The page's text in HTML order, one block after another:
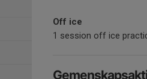
Off ice
1 session off ice